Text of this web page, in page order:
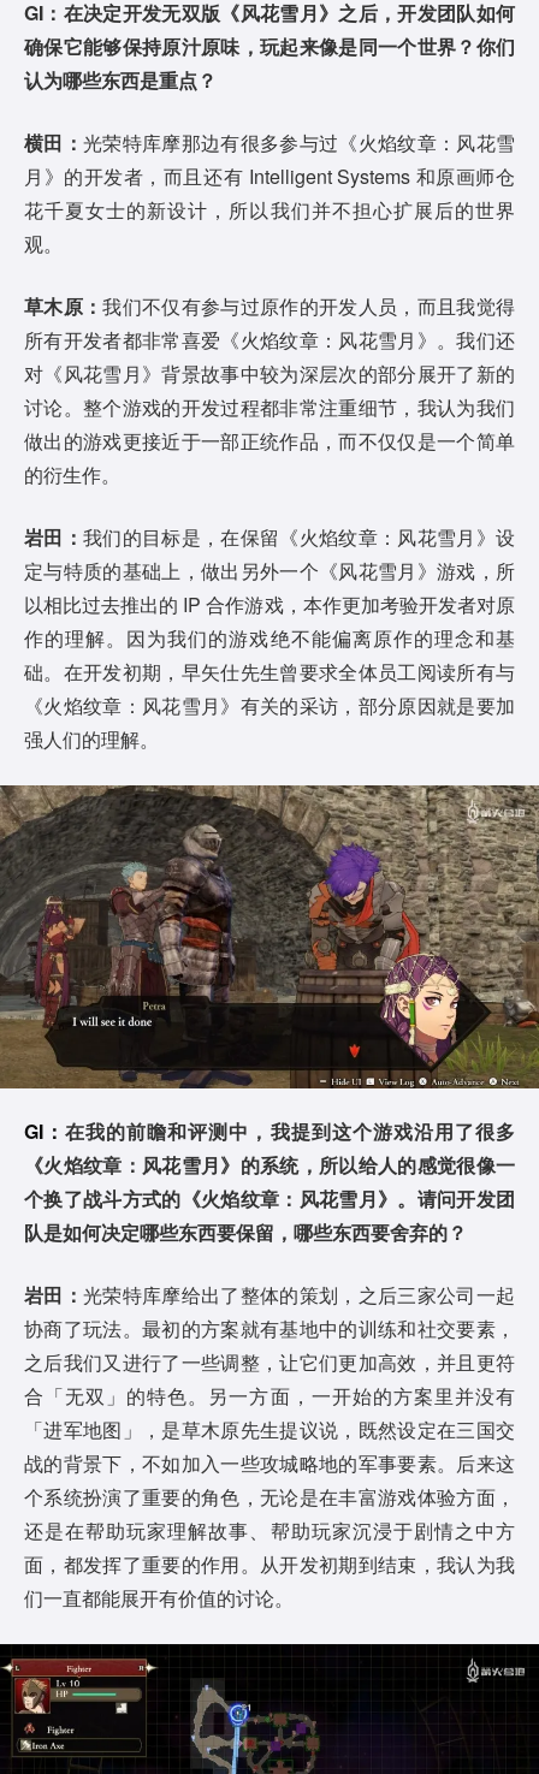
GI：在决定开发无双版《风花雪月》之后，开发团队如何
确保它能够保持原汁原味，玩起来像是同一个世界？你们
认为哪些东西是重点？
横田： 光荣特库摩那边有很多参与过《火焰纹章：风花雪
月》的开发者，而且还有 Intelligent Systems 和原画师仓
花千夏女士的新设计，所以我们并不担心扩展后的世界
观。
草木原：我们不仅有参与过原作的开发人员，而且我觉得
所有开发者都非常喜爱《火焰纹章：风花雪月》。我们还
对《风花雪月》背景故事中较为深层次的部分展开了新的
讨论。整个游戏的开发过程都非常注重细节，我认为我们
做出的游戏更接近于一部正统作品，而不仅仅是一个简单
的衍生作。
岩田： 我们的目标是，在保留《火焰纹章：风花雪月》设
定与特质的基础上，做出另外一个《风花雪月》游戏，所
以相比过去推出的 IP 合作游戏，本作更加考验开发者对原
作的理解。因为我们的游戏绝不能偏离原作的理念和基
础。在开发初期，早矢仕先生曾要求全体员工阅读所有与
《火焰纹章：风花雪月》有关的采访，部分原因就是要加
强人们的理解。
GI：在我的前瞻和评测中，我提到这个游戏沿用了很多
《火焰纹章：风花雪月》的系统，所以给人的感觉很像一
个换了战斗方式的《火焰纹章：风花雪月》。请问开发团
队是如何决定哪些东西要保留，哪些东西要舍弃的？
岩田： 光荣特库摩给出了整体的策划，之后三家公司一起
协商了玩法。最初的方案就有基地中的训练和社交要素，
之后我们又进行了一些调整，让它们更加高效，并且更符
合「无双」的特色。另一方面，一开始的方案里并没有
「进军地图」，是草木原先生提议说，既然设定在三国交
战的背景下，不如加入一些攻城略地的军事要素。后来这
个系统扮演了重要的角色，无论是在丰富游戏体验方面，
还是在帮助玩家理解故事、帮助玩家沉浸于剧情之中方
面，都发挥了重要的作用。从开发初期到结束，我认为我
们一直都能展开有价值的讨论。